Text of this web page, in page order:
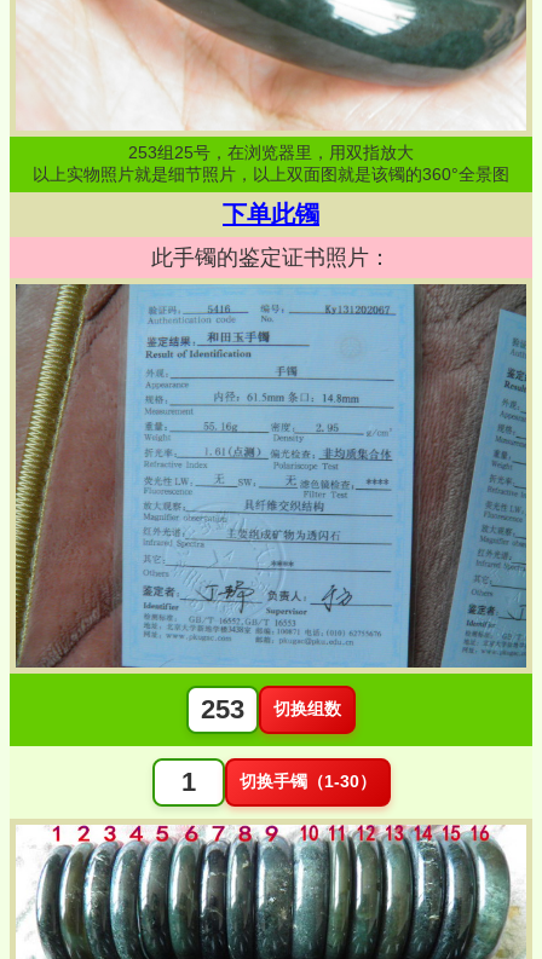
253组25号，在浏览器里，用双指放大
以上实物照片就是细节照片，以上双面图就是该镯的360°全景图
下单此镯
此手镯的鉴定证书照片：
切换组数
切换手镯（1-30）